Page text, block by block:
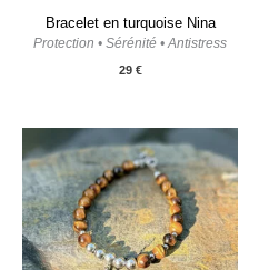
Bracelet en turquoise Nina
Protection • Sérénité • Antistress
29 €